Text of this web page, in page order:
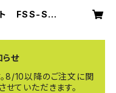
ト FSS-S4
せ
8/10以降のご注文に関
せていただきます。